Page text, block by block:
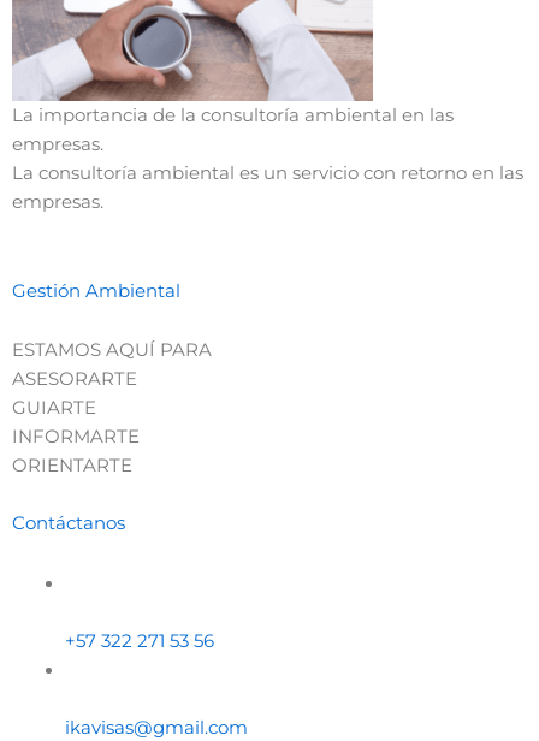
La importancia de la consultoría ambiental en las
empresas.
La consultoría ambiental es un servicio con retorno en las
empresas.
Gestión Ambiental
ESTAMOS AQUÍ PARA
ASESORARTE
GUIARTE
INFORMARTE
ORIENTARTE
Contáctanos
+57 322 271 53 56
ikavisas@gmail.com